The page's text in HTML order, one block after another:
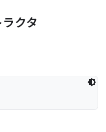
クタ